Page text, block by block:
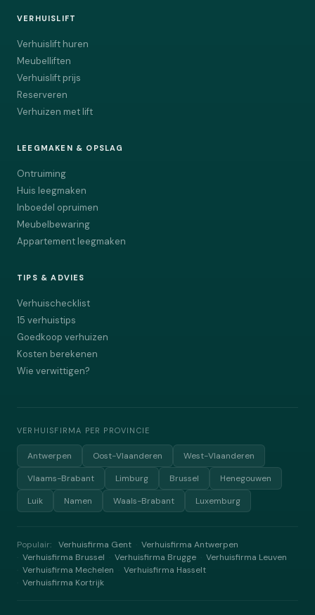
VERHUISLIFT
Verhuislift huren
Meubelliften
Verhuislift prijs
Reserveren
Verhuizen met lift
LEEGMAKEN & OPSLAG
Ontruiming
Huis leegmaken
Inboedel opruimen
Meubelbewaring
Appartement leegmaken
TIPS & ADVIES
Verhuischecklist
15 verhuistips
Goedkoop verhuizen
Kosten berekenen
Wie verwittigen?
VERHUISFIRMA PER PROVINCIE
Antwerpen Oost-Vlaanderen
West-Vlaanderen
Vlaams-Brabant
Limburg Brussel
Henegouwen
Luik
Namen Waals-Brabant Luxemburg
Populair: Verhuisfirma Gent Verhuisfirma Antwerpen
Verhuisfirma Brussel Verhuisfirma Brugge Verhuisfirma Leuven
Verhuisfirma Mechelen Verhuisfirma Hasselt
Verhuisfirma Kortrijk